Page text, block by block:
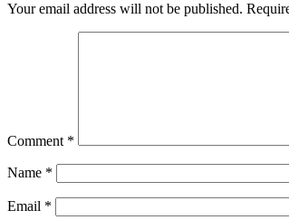
Your email address will not be published.
Comment *
Name *
Email *